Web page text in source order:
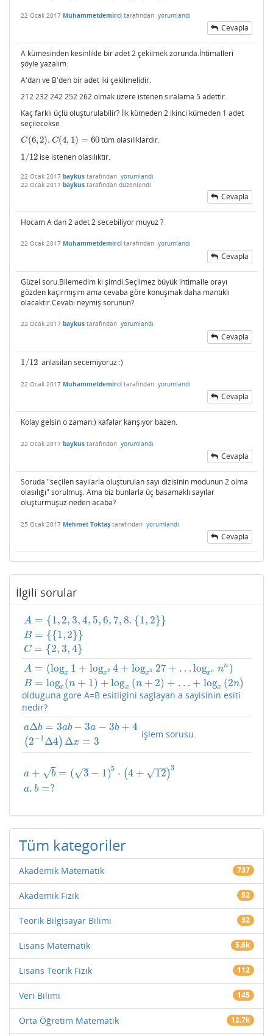
22 Ocak 2017 Muhammetdemirci tarafından yorumlandı
Cevapla
A kümesinden kesinlikle bir adet 2 çekilmek zorunda.İhtimalleri
şöyle yazalım:
A'dan ve B'den bir adet iki çekilmelidir.
212 232 242 252 262 olmak üzere istenen sıralama 5 adettir.
Kaç farklı üçlü oluşturulabilir? İlk kümeden 2 ikinci kümeden 1 adet
seçilecekse
C(6,2). C(4, 1) = 60
C(6,2).C( 4,1)=60
tüm olasılıklardır.
1/12
1/12 ise istenen olasılıktır.
22 Ocak 2017 baykus tarafından yorumlandı
22 Ocak 2017 baykus tarafından düzenlendi
Cevapla
Hocam A dan 2 adet 2 secebiliyor muyuz ?
22 Ocak 2017 Muhammetdemirci tarafından yorumlandı
Cevapla
Güzel soru.Bilemedim ki şimdi.Seçilmez büyük ihtimalle orayı
gözden kaçırmışım ama cevaba göre konuşmak daha mantıklı
olacaktır.Cevabı neymiş sorunun?
22 Ocak 2017 baykus tarafından yorumlandı
Cevapla
1/12
1/12 anlasilan secemiyoruz :)
22 Ocak 2017 Muhammetdemirci tarafından yorumlandı
Cevapla
Kolay gelsin o zaman:) kafalar karışıyor bazen.
22 Ocak 2017 baykus tarafından yorumlandı
Cevapla
Soruda "seçilen sayılarla oluşturulan sayı dizisinin modunun 2 olma
olasılığı" sorulmuş. Ama biz bunlarla üç basamaklı sayılar
oluşturmuşuz neden acaba?
25 Ocak 2017 Mehmet Toktaş tarafından yorumlandı
Cevapla
İlgili sorular
A = {1,2, 3,4, 5,6, 7,8. {1, 2}}
B = {{1,2}}
C = {2,3,4}
A= 1,2 ,3, 4,5 ,6 ,7,8.
A = (logx 1 + logx2 4 + logx3 27 + …logxn nn )
B = logx(n + 1) + logx (n + 2) + … + logx (2n)
x +log 4 logx3 + …logxn nn B n+1 log (n
olduguna gore A=B esitligini saglayan a sayisinin esiti
nedir?
aΔb = 3ab − 3a − 3b + 4
(2−1Δ4) Δx = 3
aΔb =3 a b− a 4( ) 3
işlem sorusu.
a + b
√ = ( 3
–
√ − 1)5 ⋅ (4 + 12
−−
√ )3
a. b =?
a (3− 1) 4+12 3a. =
Tüm kategoriler
Akademik Matematik 737
Akademik Fizik 52
Teorik Bilgisayar Bilimi 32
Lisans Matematik 5.6k
Lisans Teorik Fizik 112
Veri Bilimi 145
Orta Öğretim Matematik 12.7k